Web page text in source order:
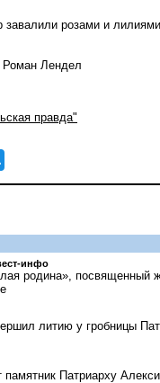
завалили розами и
Роман Лендел
правда"
инфо
родина», посвященный
литию у гробницы
Патриарху